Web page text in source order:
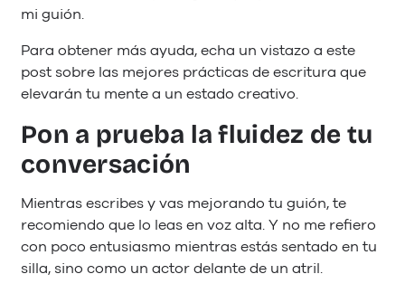
mi guión.
Para obtener más ayuda, echa un vistazo a este
post sobre las mejores prácticas de escritura que
elevarán tu mente a un estado creativo.
Pon a prueba la fluidez de tu
conversación
Mientras escribes y vas mejorando tu guión, te
recomiendo que lo leas en voz alta. Y no me refiero
con poco entusiasmo mientras estás sentado en tu
silla, sino como un actor delante de un atril.